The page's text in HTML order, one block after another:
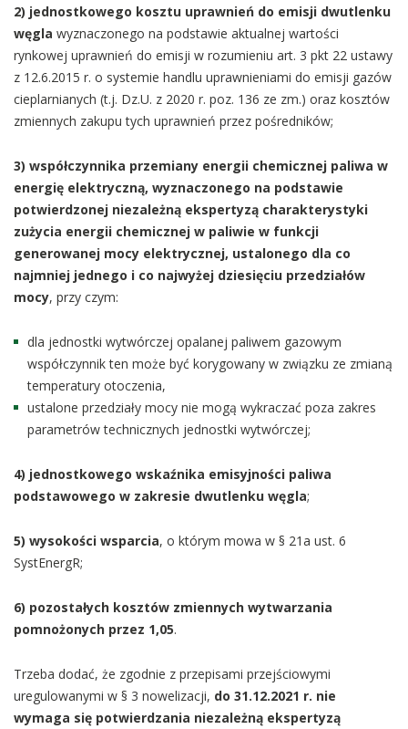
2) jednostkowego kosztu uprawnień do emisji dwutlenku
węgla wyznaczonego na podstawie aktualnej wartości
rynkowej uprawnień do emisji w rozumieniu art. 3 pkt 22 ustawy
z 12.6.2015 r. o systemie handlu uprawnieniami do emisji gazów
cieplarnianych (t.j. Dz.U. z 2020 r. poz. 136 ze zm.) oraz kosztów
zmiennych zakupu tych uprawnień przez pośredników;
3) współczynnika przemiany energii chemicznej paliwa w
energię elektryczną, wyznaczonego na podstawie
potwierdzonej niezależną ekspertyzą charakterystyki
zużycia energii chemicznej w paliwie w funkcji
generowanej mocy elektrycznej, ustalonego dla co
najmniej jednego i co najwyżej dziesięciu przedziałów
mocy, przy czym:
dla jednostki wytwórczej opalanej paliwem gazowym
współczynnik ten może być korygowany w związku ze zmianą
temperatury otoczenia,
ustalone przedziały mocy nie mogą wykraczać poza zakres
parametrów technicznych jednostki wytwórczej;
4) jednostkowego wskaźnika emisyjności paliwa
podstawowego w zakresie dwutlenku węgla;
5) wysokości wsparcia, o którym mowa w § 21a ust. 6
SystEnergR;
6) pozostałych kosztów zmiennych wytwarzania
pomnożonych przez 1,05.
Trzeba dodać, że zgodnie z przepisami przejściowymi
uregulowanymi w § 3 nowelizacji, do 31.12.2021 r. nie
wymaga się potwierdzania niezależną ekspertyzą